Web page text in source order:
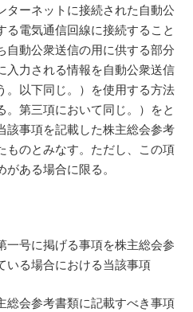
ターネットに接続された自動公
る電気通信回線に接続すること
自動公衆送信の用に供する部分
入力される情報を自動公衆送信
。以下同じ。）を使用する方法
。第三項において同じ。）をと
該事項を記載した株主総会参考
ものとみなす。ただし、この項
ある場合に限る。
一号に掲げる事項を株主総会参
いる場合における当該事項
会参考書類に記載すべき事項